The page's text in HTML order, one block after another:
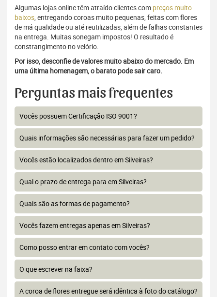
Algumas lojas online têm atraído clientes com preços muito
baixos, entregando coroas muito pequenas, feitas com flores
de má qualidade ou até reutilizadas, além de falhas constantes
na entrega. Muitas sonegam impostos! O resultado é
constrangimento no velório.
Por isso, desconfie de valores muito abaixo do mercado. Em
uma última homenagem, o barato pode sair caro.
Perguntas mais frequentes
Vocês possuem Certificação ISO 9001?
Quais informações são necessárias para fazer um pedido?
Vocês estão localizados dentro em Silveiras?
Qual o prazo de entrega para em Silveiras?
Quais são as formas de pagamento?
Vocês fazem entregas apenas em Silveiras?
Como posso entrar em contato com vocês?
O que escrever na faixa?
A coroa de flores entregue será idêntica à foto do catálogo?